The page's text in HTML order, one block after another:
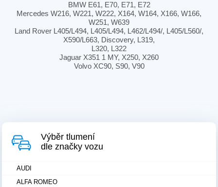
Výběr tlumení
dle značky vozu
AUDI
ALFA ROMEO
BMW E61, E70, E71, E72
Mercedes W216, W221, W222, X164, W164, X166, W166,
W251, W639
Land Rover L405/L494, L405/L494, L462/L494/, L405/L560/,
X590/L663, Discovery, L319,
L320, L322
Jaguar X351 1 MY, X250, X260
Volvo XC90, S90, V90